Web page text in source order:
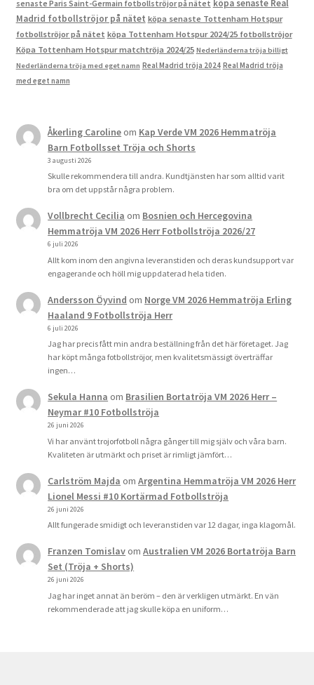
senaste Paris Saint-Germain fotbollströjor på nätet köpa senaste Real
Madrid fotbollströjor på nätet köpa senaste Tottenham Hotspur
fotbollströjor på nätet köpa Tottenham Hotspur 2024/25 fotbollströjor
Köpa Tottenham Hotspur matchtröja 2024/25 Nederländerna tröja billigt
Nederländerna tröja med eget namn Real Madrid tröja 2024 Real Madrid tröja
med eget namn
Åkerling Carolineom Kap Verde VM 2026 Hemmatröja
Barn Fotbollsset Tröja och Shorts
3 augusti 2026
Skulle rekommendera till andra. Kundtjänsten har som alltid varit
bra om det uppstår några problem.
Vollbrecht Cecilia om Bosnien och Hercegovina
Hemmatröja VM 2026 Herr Fotbollströja 2026/27
6 juli 2026
Allt kom inom den angivna leveranstiden och deras kundsupport var
engagerande och höll mig uppdaterad hela tiden.
Andersson Öyvind om Norge VM 2026 Hemmatröja Erling
Haaland 9 Fotbollströja Herr
6 juli 2026
Jag har precis fått min andra beställning från det här företaget. Jag
har köpt många fotbollströjor, men kvalitetsmässigt överträffar
ingen…
Sekula Hanna om Brasilien Bortatröja VM 2026 Herr –
Neymar #10 Fotbollströja
26 juni 2026
Vi har använt trojorfotboll några gånger till mig själv och våra barn.
Kvaliteten är utmärkt och priset är rimligt jämfört…
Carlström Majda omArgentina Hemmatröja VM 2026 Herr
Lionel Messi #10 Kortärmad Fotbollströja
26 juni 2026
Allt fungerade smidigt och leveranstiden var 12 dagar, inga klagomål.
Franzen TomislavomAustralien VM 2026 Bortatröja Barn
Set (Tröja + Shorts)
26 juni 2026
Jag har inget annat än beröm – den är verkligen utmärkt. En vän
rekommenderade att jag skulle köpa en uniform…